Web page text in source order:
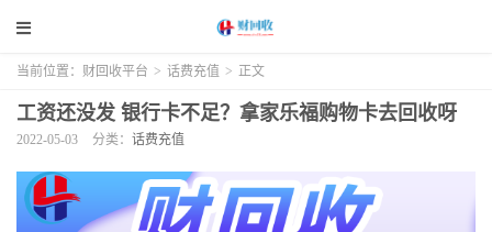
当前位置： 财回收平台 > 话费充值 > 正文
工资还没发 银行卡不足？拿家乐福购物卡去回收呀
2022-05-03 分类： 话费充值